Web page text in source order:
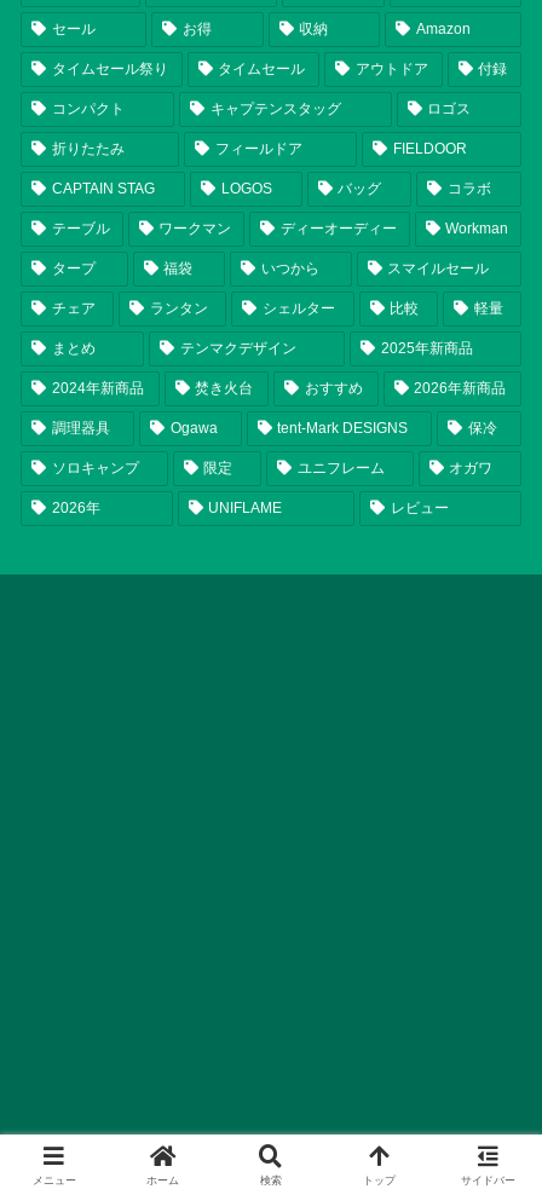
セール お得 収納 Amazon
タイムセール祭り タイムセール アウトドア 付録
コンパクト キャプテンスタッグ ロゴス
折りたたみ フィールドア FIELDOOR
CAPTAIN STAG LOGOS バッグ コラボ
テーブル ワークマン ディーオーディー Workman
タープ 福袋 いつから スマイルセール
チェア ランタン シェルター 比較 軽量
まとめ テンマクデザイン 2025年新商品
2024年新商品 焚き火台 おすすめ 2026年新商品
調理器具 Ogawa tent-Mark DESIGNS 保冷
ソロキャンプ 限定 ユニフレーム オガワ
2026年 UNIFLAME レビュー
メニュー ホーム 検索 トップ サイドバー